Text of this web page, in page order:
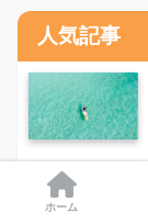
人気記事
ホーム